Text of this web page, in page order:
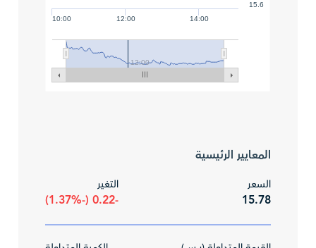
12:00 14:00
10:00
12:00
15.6
المعايير الرئيسية
السعر
15.78
التغير
-0.22 (-1.37%)